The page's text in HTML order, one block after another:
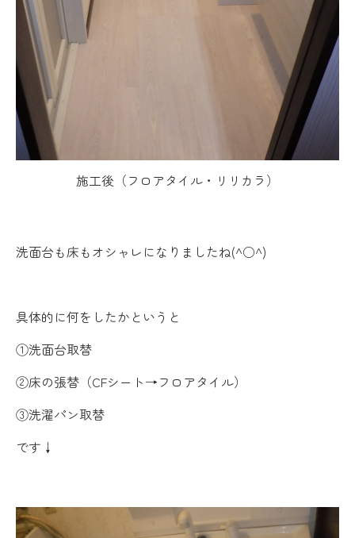
施工後（フロアタイル・リリカラ）
洗面台も床もオシャレになりましたね(^○^)
具体的に何をしたかというと
①洗面台取替
②床の張替（CFシート→フロアタイル）
③洗濯パン取替
です↓